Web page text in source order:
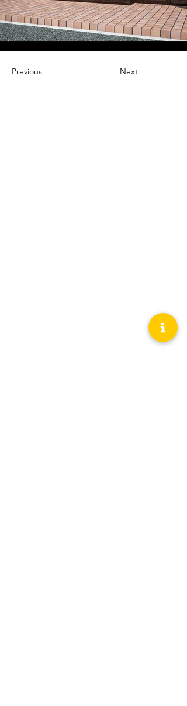
Previous Next